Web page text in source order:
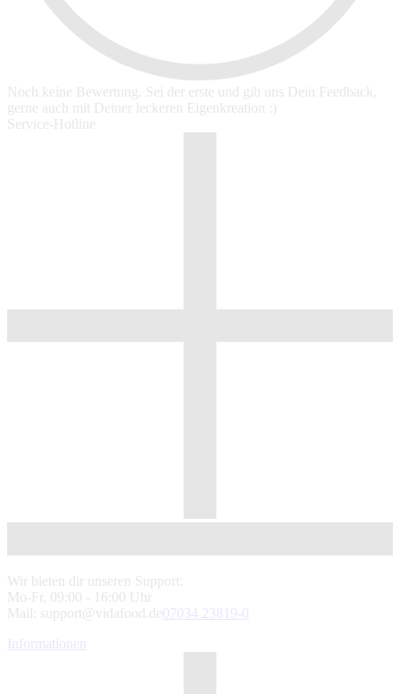
Noch keine Bewertung. Sei der erste und gib uns Dein Feedback,
gerne auch mit Deiner leckeren Eigenkreation :)
Service-Hotline
Wir bieten dir unseren Support:
Mo-Fr, 09:00 - 16:00 Uhr
Mail: support@vidafood.de07034 23819-0
Informationen